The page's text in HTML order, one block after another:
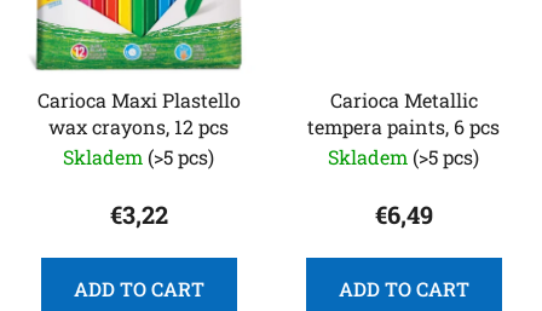
Carioca Maxi Plastello
wax crayons, 12 pcs
Skladem (>5 pcs)
€3,22
ADD TO CART
Carioca Metallic
tempera paints, 6 pcs
Skladem (>5 pcs)
€6,49
ADD TO CART